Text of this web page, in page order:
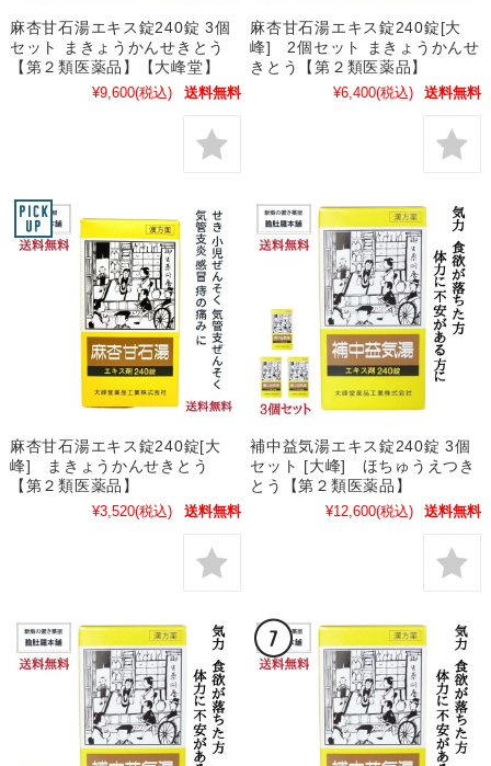
麻杏甘石湯エキス錠240錠 3個
セット まきょうかんせきとう
【第２類医薬品】【大峰堂】
¥9,600(税込) 送料無料
麻杏甘石湯エキス錠240錠[大
峰] 2個セット まきょうかんせ
きとう【第２類医薬品】
¥6,400(税込) 送料無料
麻杏甘石湯エキス錠240錠[大
峰] まきょうかんせきとう
【第２類医薬品】
¥3,520(税込) 送料無料
補中益気湯エキス錠240錠 3個
セット [大峰] ほちゅうえつき
とう【第２類医薬品】
¥12,600(税込) 送料無料